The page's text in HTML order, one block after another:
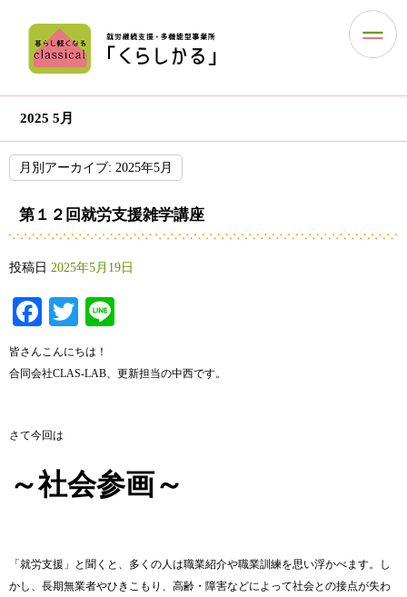
2025 5月
月別アーカイブ: 2025年5月
第１２回就労支援雑学講座
投稿日 2025年5月19日
Facebook
Twitter
皆さんこんにちは！
合同会社CLAS-LAB、更新担当の中西です。
さて今回は
～社会参画～
「 就労支援」 と 聞く と、 多く の人は職業紹介や職業訓練を思い浮かべます。
し
かし、 長期無業者やひき こ も り、 高齢・ 障害などによって社会との接点が失わ